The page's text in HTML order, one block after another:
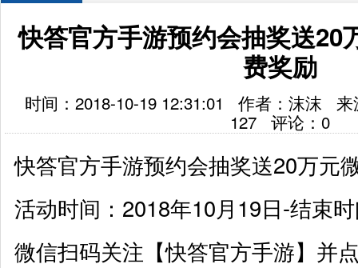
快答官方手游预约会抽奖送20
费奖励
时间：2018-10-19 12:31:01 作者：沫沫
127评论： 0
快答官方手游预约会抽奖送20万元
活动时间： 2018年10月19日-结束
微信扫码关注【快答官方手游】并